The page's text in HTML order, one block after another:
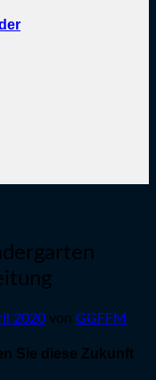
2020 von GGFFM
Sie diese Zukunft